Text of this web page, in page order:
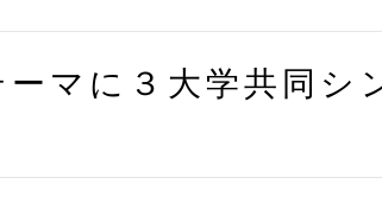
マに３大学共同シ